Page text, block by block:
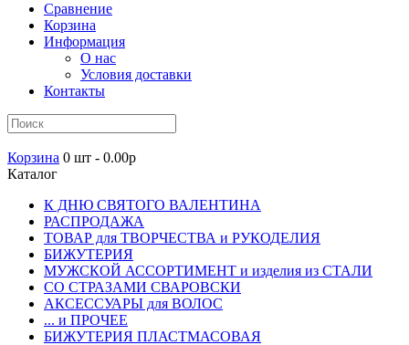
Сравнение
Корзина
Информация
О нас
Условия доставки
Контакты
Корзина 0 шт - 0.00р
Каталог
К ДНЮ СВЯТОГО ВАЛЕНТИНА
РАСПРОДАЖА
ТОВАР для ТВОРЧЕСТВА и РУКОДЕЛИЯ
БИЖУТЕРИЯ
МУЖСКОЙ АССОРТИМЕНТ и изделия из СТАЛИ
СО СТРАЗАМИ СВАРОВСКИ
АКСЕССУАРЫ для ВОЛОС
... и ПРОЧЕЕ
БИЖУТЕРИЯ ПЛАСТМАСОВАЯ